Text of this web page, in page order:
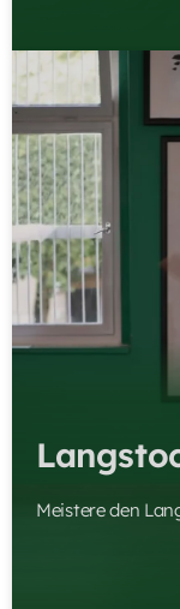
Meistere den